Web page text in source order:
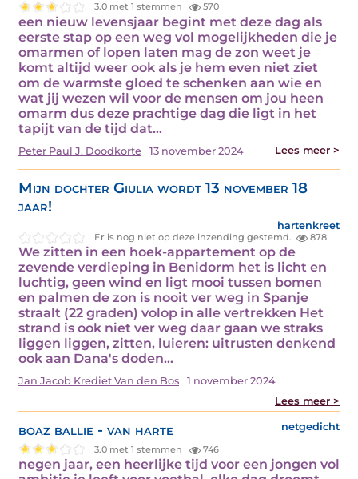
3.0 met 1 stemmen 570
een nieuw levensjaar begint met deze dag als
eerste stap op een weg vol mogelijkheden die je
omarmen of lopen laten mag de zon weet je
komt altijd weer ook als je hem even niet ziet
om de warmste gloed te schenken aan wie en
wat jij wezen wil voor de mensen om jou heen
omarm dus deze prachtige dag die ligt in het
tapijt van de tijd dat…
Peter Paul J. Doodkorte 13 november 2024 Lees meer >
Mijn dochter Giulia wordt 13 november 18
jaar!
hartenkreet
Er is nog niet op deze inzending gestemd. 878
We zitten in een hoek-appartement op de
zevende verdieping in Benidorm het is licht en
luchtig, geen wind en ligt mooi tussen bomen
en palmen de zon is nooit ver weg in Spanje
straalt (22 graden) volop in alle vertrekken Het
strand is ook niet ver weg daar gaan we straks
liggen liggen, zitten, luieren: uitrusten denkend
ook aan Dana's doden…
Jan Jacob Krediet Van den Bos
1 november 2024
Lees meer >
boaz ballie - van harte netgedicht
3.0 met 1 stemmen 746
negen jaar, een heerlijke tijd voor een jongen vol